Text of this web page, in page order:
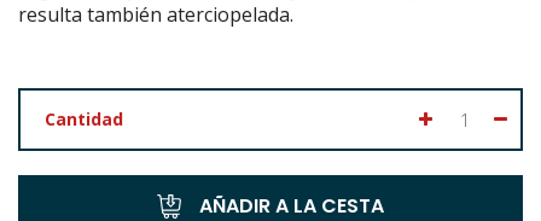
resulta también aterciopelada.
Cantidad
AÑADIR A LA CESTA